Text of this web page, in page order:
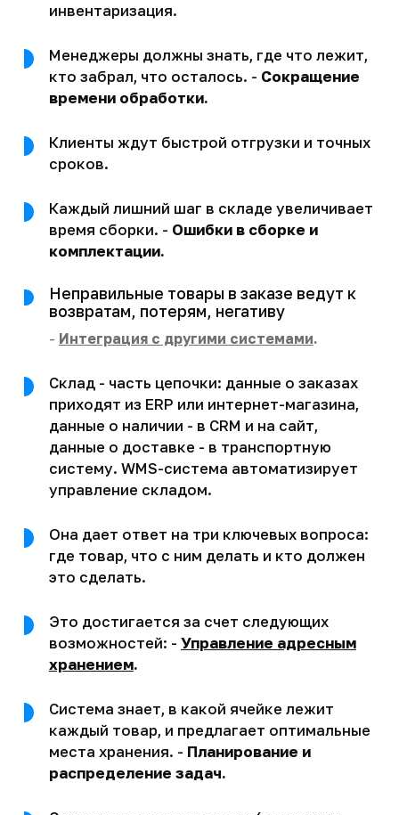
инвентаризация.
Менеджеры должны знать, где что лежит,
кто забрал, что осталось. - Сокращение
времени обработки.
Клиенты ждут быстрой отгрузки и точных
сроков.
Каждый лишний шаг в складе увеличивает
время сборки. - Ошибки в сборке и
комплектации.
Неправильные товары в заказе ведут к
возвратам, потерям, негативу
- Интеграция с другими системами.
Склад - часть цепочки: данные о заказах
приходят из ERP или интернет-магазина,
данные о наличии - в CRM и на сайт,
данные о доставке - в транспортную
систему. WMS-система автоматизирует
управление складом.
Она дает ответ на три ключевых вопроса:
где товар, что с ним делать и кто должен
это сделать.
Это достигается за счет следующих
возможностей: - Управление адресным
хранением.
Система знает, в какой ячейке лежит
каждый товар, и предлагает оптимальные
места хранения. - Планирование и
распределение задач.